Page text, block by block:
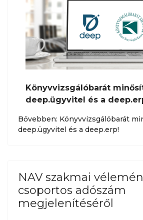
Könyvvizsgálóbarát
deep.ügyvitel és a
Bővebben: Könyvvizsgálóbarát
deep.ügyvitel és a deep.erp!
NAV szakmai
csoportos adószám
megjelenítéséről